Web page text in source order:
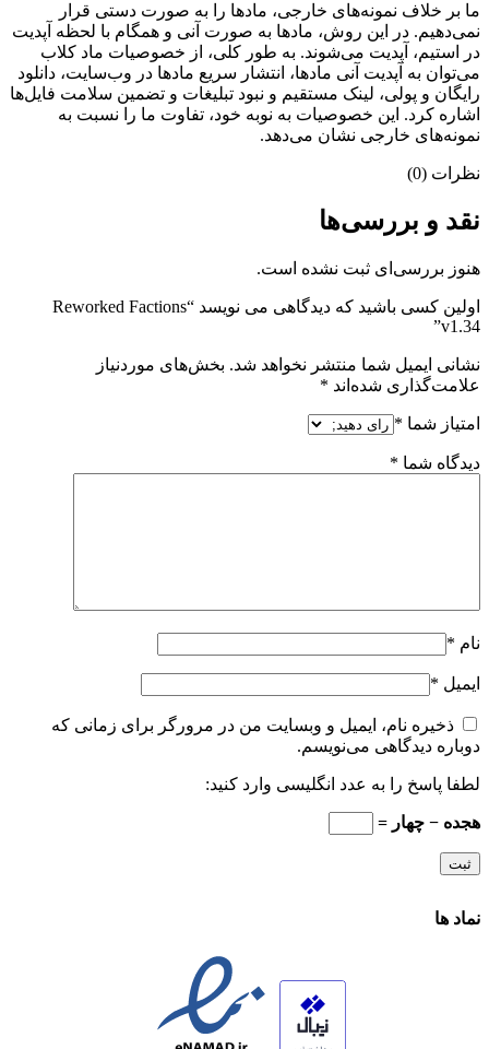
ما بر خلاف نمونه‌های خارجی، مادها را به صورت دستی قرار
نمی‌دهیم. در این روش، مادها به صورت آنی و همگام با لحظه آپدیت
در استیم، آپدیت می‌شوند. به طور کلی، از خصوصیات ماد کلاب
می‌‌توان به آپدیت آنی مادها، انتشار سریع مادها در وب‌سایت، دانلود
رایگان و پولی، لینک مستقیم و نبود تبلیغات و تضمین سلامت فایل‌ها
اشاره کرد. این خصوصیات به نوبه خود، تفاوت ما را نسبت به
نمونه‌های خارجی نشان می‌دهد.
نظرات (0)
نقد و بررسی‌ها
هنوز بررسی‌ای ثبت نشده است.
اولین کسی باشید که دیدگاهی می نویسد “Reworked Factions
v1.34”
نشانی ایمیل شما منتشر نخواهد شد. بخش‌های موردنیاز
علامت‌گذاری شده‌اند *
امتیاز شما *
دیدگاه شما *
نام *
ایمیل *
ذخیره نام، ایمیل و وبسایت من در مرورگر برای زمانی که
دوباره دیدگاهی می‌نویسم.
لطفا پاسخ را به عدد انگلیسی وارد کنید:
هجده − چهار =
نماد ها